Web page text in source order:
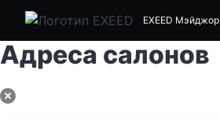
EXEED Мэйджор
Адреса салонов